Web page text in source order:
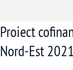
Proiect
Nord-Est